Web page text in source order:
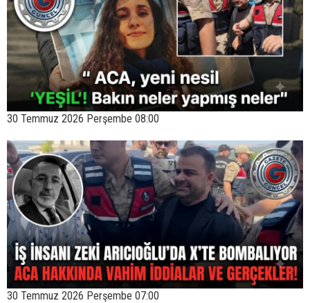
30 Temmuz 2026 Perşembe 08:00
30 Temmuz 2026 Perşembe 07:00